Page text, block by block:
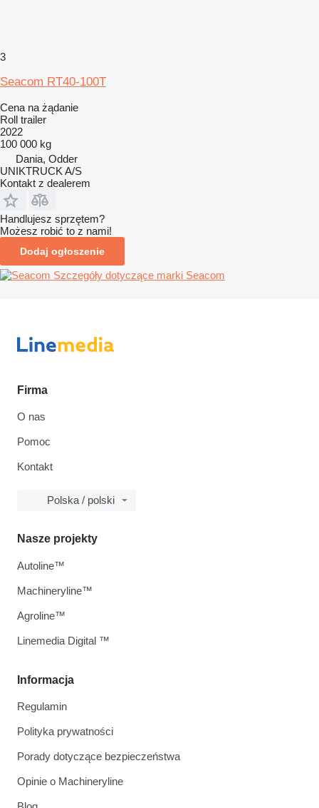
3
Seacom RT40-100T
Cena na żądanie
Roll trailer
2022
100 000 kg
Dania, Odder
UNIKTRUCK A/S
Kontakt z dealerem
Handlujesz sprzętem?
Możesz robić to z nami!
Dodaj ogłoszenie
Szczegóły dotyczące marki Seacom
Firma
O nas
Pomoc
Kontakt
Polska / polski
Informacja
Regulamin
Polityka prywatności
Porady dotyczące bezpieczeństwa
Opinie o Machineryline
Nasze projekty
Autoline™
Machineryline™
Agroline™
Linemedia Digital ™